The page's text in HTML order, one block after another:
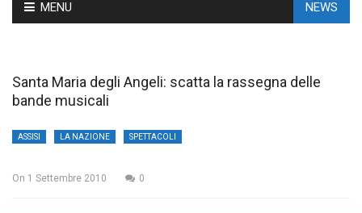
to
MENU NEWS
Santa Maria degli Angeli: scatta la rassegna delle
bande musicali
ASSISI LA NAZIONE SPETTACOLI
On 1 Settembre 2010 0